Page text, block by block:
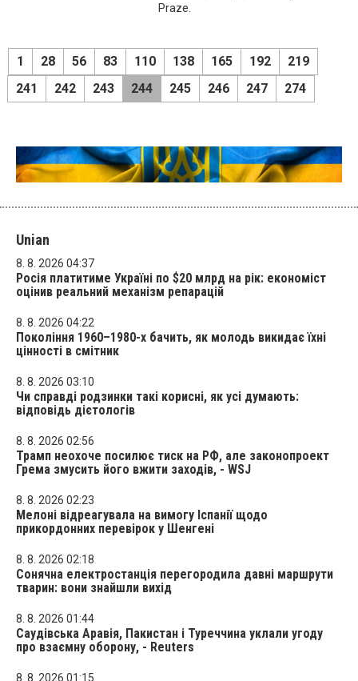
Praze.
1 28 56 83 110 138 165 192
219
241
242 243 244 245 246 247 274
Unian
8. 8. 2026 04:37
Росія платитиме Україні по $20 млрд на рік: економіст
оцінив реальний механізм репарацій
8. 8. 2026 04:22
Покоління 1960–1980-х бачить, як молодь викидає їхні
цінності в смітник
8. 8. 2026 03:10
Чи справді родзинки такі корисні, як усі думають:
відповідь дієтологів
8. 8. 2026 02:56
Трамп неохоче посилює тиск на РФ, але законопроект
Грема змусить його вжити заходів, - WSJ
8. 8. 2026 02:23
Мелоні відреагувала на вимогу Іспанії щодо
прикордонних перевірок у Шенгені
8. 8. 2026 02:18
Сонячна електростанція перегородила давні маршрути
тварин: вони знайшли вихід
8. 8. 2026 01:44
Саудівська Аравія, Пакистан і Туреччина уклали угоду
про взаємну оборону, - Reuters
8. 8. 2026 01:15